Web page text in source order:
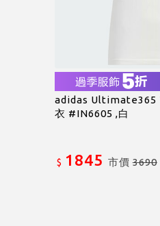
adidas Ultimate365
衣 #IN6605 ,白
$ 1845 市價3690